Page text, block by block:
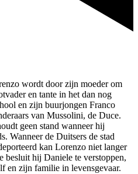
wordt door zijn moeder om
en tante in het dan nog
en zijn buurjongen Franco
van Mussolini, de Duce.
geen stand wanneer hij
Wanneer de Duitsers de stad
kan Lorenzo niet langer
besluit hij Daniele te verstoppen,
en zijn familie in levensgevaar.